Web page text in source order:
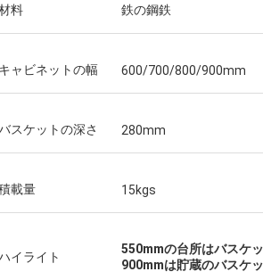
ド
proveedorの
のahoraの
の
servicioのmuy
Consideramosの
cooperandoのpor
muy buen servicio
料 鉄の鋼鉄
キャビネットの幅 600/700/800/900mm
スケットの深さ 280mm
載量 15kgs
イライト
550mmの台所はバスケ
900mmは貯蔵のバスケ